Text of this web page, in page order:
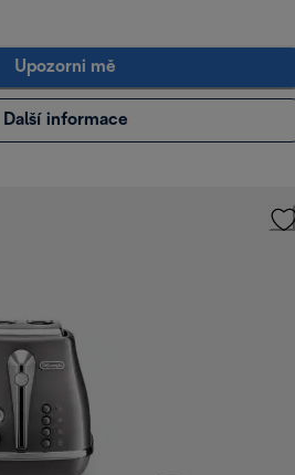
Upozorni mě
Další informace